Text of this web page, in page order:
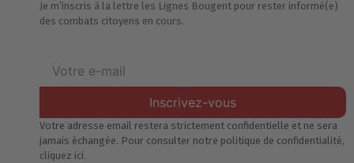
Je m’inscris à la lettre les Lignes Bougent pour rester informé(e)
des combats citoyens en cours.
Inscrivez-vous
Votre adresse email restera strictement confidentielle et ne sera
jamais échangée. Pour consulter notre politique de confidentialité,
cliquez ici.